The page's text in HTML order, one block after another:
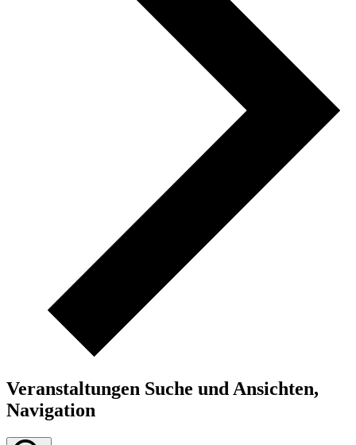
Veranstaltungen Suche und Ansichten,
Navigation